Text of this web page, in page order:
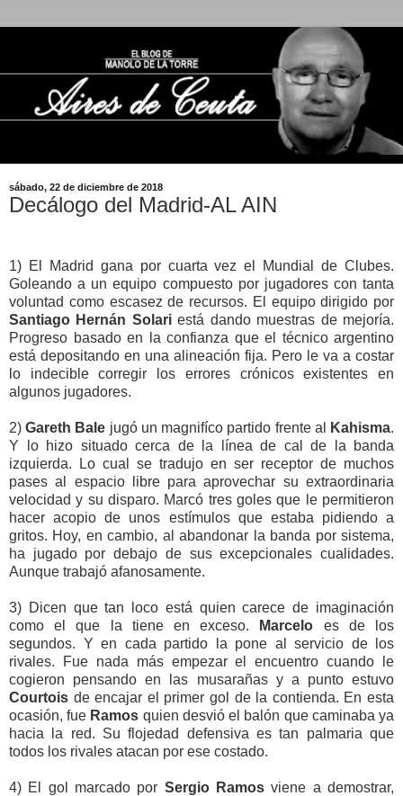
sábado, 22 de diciembre de 2018
Decálogo del Madrid-AL AIN
1) El Madrid gana por cuarta vez el Mundial de Clubes.
Goleando a un equipo compuesto por jugadores con tanta
voluntad como escasez de recursos. El equipo dirigido por
Santiago Hernán Solariestá dando muestras de mejoría.
Progreso basado en la confianza que el técnico argentino
está depositando en una alineación fija. Pero le va a costar
lo indecible corregir los errores crónicos existentes en
algunos jugadores.
2)Gareth Bale jugó un magnifíco partido frente al Kahisma.
Y lo hizo situado cerca de la línea de cal de la banda
izquierda. Lo cual se tradujo en ser receptor de muchos
pases al espacio libre para aprovechar su extraordinaria
velocidad y su disparo. Marcó tres goles que le permitieron
hacer acopio de unos estímulos que estaba pidiendo a
gritos. Hoy, en cambio, al abandonar la banda por sistema,
ha jugado por debajo de sus excepcionales cualidades.
Aunque trabajó afanosamente.
3) Dicen que tan loco está quien carece de imaginación
como el que la tiene en exceso.
Marcelo es de los
segundos. Y en cada partido la pone al servicio de los
rivales. Fue nada más empezar el encuentro cuando le
cogieron pensando en las musarañas y a punto estuvo
Courtois de encajar el primer gol de la contienda. En esta
ocasión, fue Ramos quien desvió el balón que caminaba ya
hacia la red. Su flojedad defensiva es tan palmaria que
todos los rivales atacan por ese costado.
4) El gol marcado por Sergio Ramos viene a demostrar,